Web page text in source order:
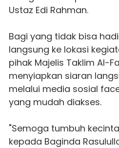
Ustaz Edi Rahman.
Bagi yang tidak bisa
langsung ke lokasi
pihak Majelis Taklim Al-
menyiapkan siaran
melalui media sosial
yang mudah diakses.
"Semoga tumbuh
kepada Baginda